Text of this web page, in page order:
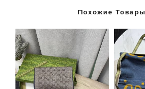
Похожие Товары